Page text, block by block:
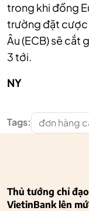
trong khi đồng
trường đặt cược
Âu (ECB) sẽ cắt
3 tới.
NY
Tags: đơn hàng
Thủ tướng chỉ
VietinBank lên